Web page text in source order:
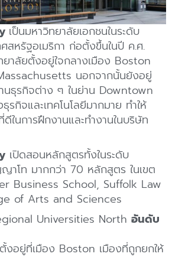
เป็นมหาวิทยาลัยเอกชนในระดับ
สหรัฐอเมริกา ก่อตั้งขึ้นในปี ค.ศ.
าลัยตั้งอยู่ใจกลางเมือง Boston
นอกจากนั้นยังอยู่
นธุรกิจต่าง ๆ ในย่าน Downtown
รกิจและเทคโนโลยีมากมาย ทำให้
ในการฝึกงานและทำงานในบริษัท
เปิดสอนหลักสูตรทั้งในระดับ
โท มากกว่า 70 หลักสูตร ในเขต
Business School, Suffolk Law
of Arts and Sciences
Universities North อันดับ
งอยู่ที่เมือง Boston เมืองที่ถูกยกให้